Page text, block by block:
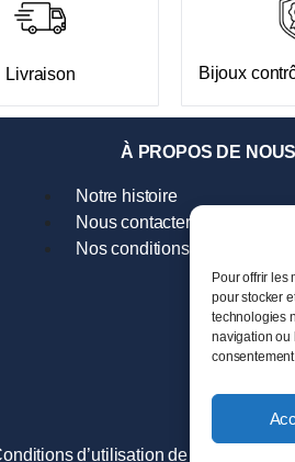
Pour offrir
pour stocker
technologies
navigation ou
Livraison Bijoux
À PROPOS DE NOUS
Notre histoire
Nous contacter
Nos conditions générales de
d’utilisation de Google